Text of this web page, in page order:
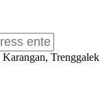
Karangan, Trenggalek